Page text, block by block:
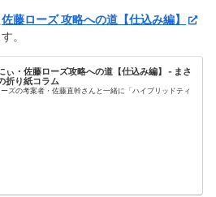
佐藤ローズ 攻略への道【仕込み編】
。
ぃ・佐藤ローズ攻略への道【仕込み編】 - まさ
折り紙コラム
ズの考案者・佐藤直幹さんと一緒に「ハイブリッドティ